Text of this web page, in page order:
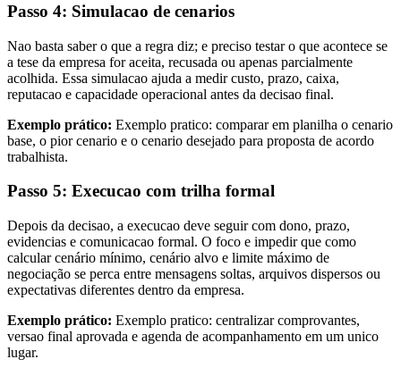
Passo 4: Simulacao de cenarios
Nao basta saber o que a regra diz; e preciso testar o que acontece se
a tese da empresa for aceita, recusada ou apenas parcialmente
acolhida. Essa simulacao ajuda a medir custo, prazo, caixa,
reputacao e capacidade operacional antes da decisao final.
Exemplo prático: Exemplo pratico: comparar em planilha o cenario
base, o pior cenario e o cenario desejado para proposta de acordo
trabalhista.
Passo 5: Execucao com trilha formal
Depois da decisao, a execucao deve seguir com dono, prazo,
evidencias e comunicacao formal. O foco e impedir que como
calcular cenário mínimo, cenário alvo e limite máximo de
negociação se perca entre mensagens soltas, arquivos dispersos ou
expectativas diferentes dentro da empresa.
Exemplo prático: Exemplo pratico: centralizar comprovantes,
versao final aprovada e agenda de acompanhamento em um unico
lugar.